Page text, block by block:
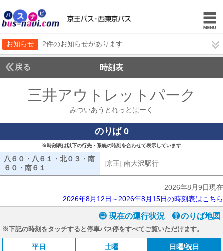
お知らせ 2件のお知らせがあります
戻る 時刻表
三井アウトレットパーク
みついあうとれっとぱーく
のりば 0
※時刻表は以下の行先・系統の時刻を合わせて表示しています
八６０・八６１・北０３・南
６０・南６１
八６０・八６１・北０３・南６０・南６１
[京王] 南大沢駅行
2026年8月9日現在
2026年8月12日～2026年8月15日の時刻表はこちら
現在の運行状況 のりば地図
※下記の時刻をタッチすると停車バス停をすべてご覧いただけます。
平日 土曜 日曜/祝日